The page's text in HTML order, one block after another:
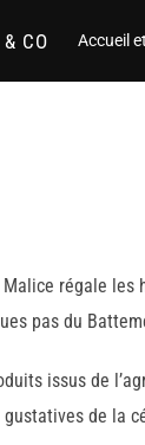
CO Accueil
Malice régale
pas du
issus de
de la